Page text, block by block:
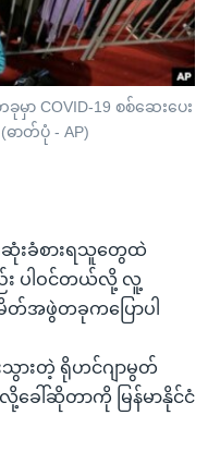
ာ COVID-19 စစ်ဆေးပေး
ာတ်ပုံ - AP)
းခံစားရသူတွေထဲ
း ပါဝင်တယ်လို့ လူ့
အဖွဲတခုကပြောပါ
သွားတဲ့ ရိုဟင်ဂျာမွတ်
ခေါ်ဆိုတာကို မြန်မာနိုင်ငံ